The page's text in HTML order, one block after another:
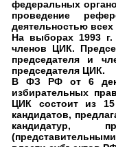
федеральных
проведение
деятельностью
На выборах 1993
членов ЦИК.
председателя и
председателя ЦИК.
В ФЗ РФ от 6
избирательных
ЦИК состоит из
кандидатов,
кандидатур,